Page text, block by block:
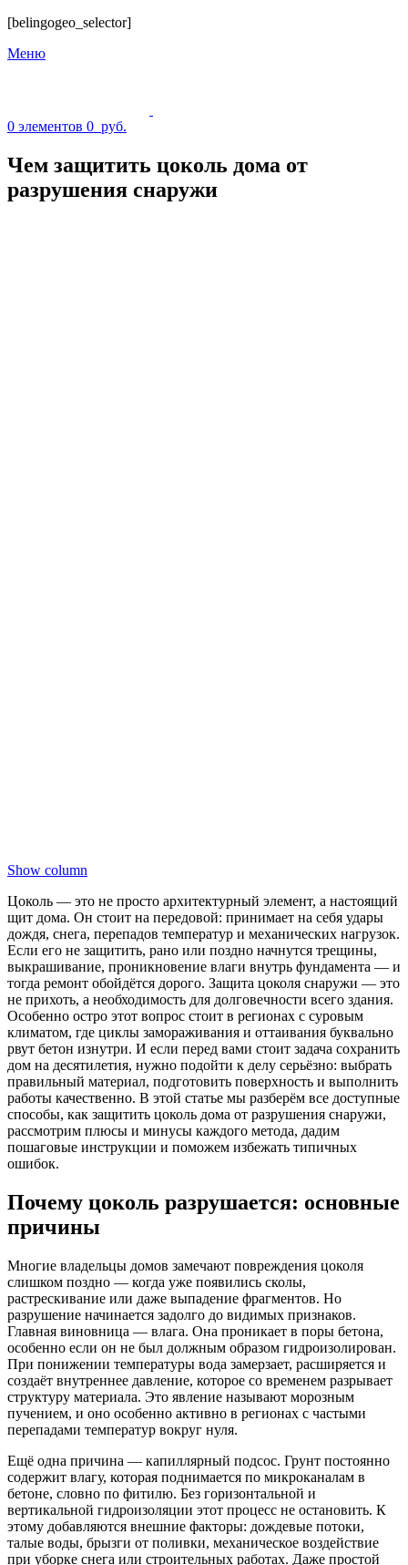
[belingogeo_selector]
Меню
0 элементов 0 руб.
Чем защитить цоколь дома от
разрушения снаружи
Show column
Цоколь — это не просто архитектурный элемент, а настоящий
щит дома. Он стоит на передовой: принимает на себя удары
дождя, снега, перепадов температур и механических нагрузок.
Если его не защитить, рано или поздно начнутся трещины,
выкрашивание, проникновение влаги внутрь фундамента — и
тогда ремонт обойдётся дорого. Защита цоколя снаружи — это
не прихоть, а необходимость для долговечности всего здания.
Особенно остро этот вопрос стоит в регионах с суровым
климатом, где циклы замораживания и оттаивания буквально
рвут бетон изнутри. И если перед вами стоит задача сохранить
дом на десятилетия, нужно подойти к делу серьёзно: выбрать
правильный материал, подготовить поверхность и выполнить
работы качественно. В этой статье мы разберём все доступные
способы, как защитить цоколь дома от разрушения снаружи,
рассмотрим плюсы и минусы каждого метода, дадим
пошаговые инструкции и поможем избежать типичных
ошибок.
Почему цоколь разрушается: основные
причины
Многие владельцы домов замечают повреждения цоколя
слишком поздно — когда уже появились сколы,
растрескивание или даже выпадение фрагментов. Но
разрушение начинается задолго до видимых признаков.
Главная виновница — влага. Она проникает в поры бетона,
особенно если он не был должным образом гидроизолирован.
При понижении температуры вода замерзает, расширяется и
создаёт внутреннее давление, которое со временем разрывает
структуру материала. Это явление называют морозным
пучением, и оно особенно активно в регионах с частыми
перепадами температур вокруг нуля.
Ещё одна причина — капиллярный подсос. Грунт постоянно
содержит влагу, которая поднимается по микроканалам в
бетоне, словно по фитилю. Без горизонтальной и
вертикальной гидроизоляции этот процесс не остановить. К
этому добавляются внешние факторы: дождевые потоки,
талые воды, брызги от поливки, механическое воздействие
при уборке снега или строительных работах. Даже простой